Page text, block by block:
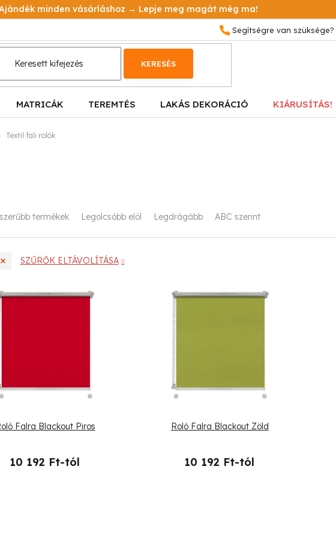
minden vásárláshoz → Lepje meg magát még ma!
KERESÉS
MATRICÁK TEREMTÉS LAKÁS DEKORÁCIÓ KIÁRUSÍTÁS!
Textil fali rolók
termékek Legolcsóbb elöl Legdrágább ABC szerint
SZŰRŐK ELTÁVOLÍTÁSA
Falra Blackout Piros
10 192 Ft-tól
Roló Falra Blackout Zöld
10 192 Ft-tól